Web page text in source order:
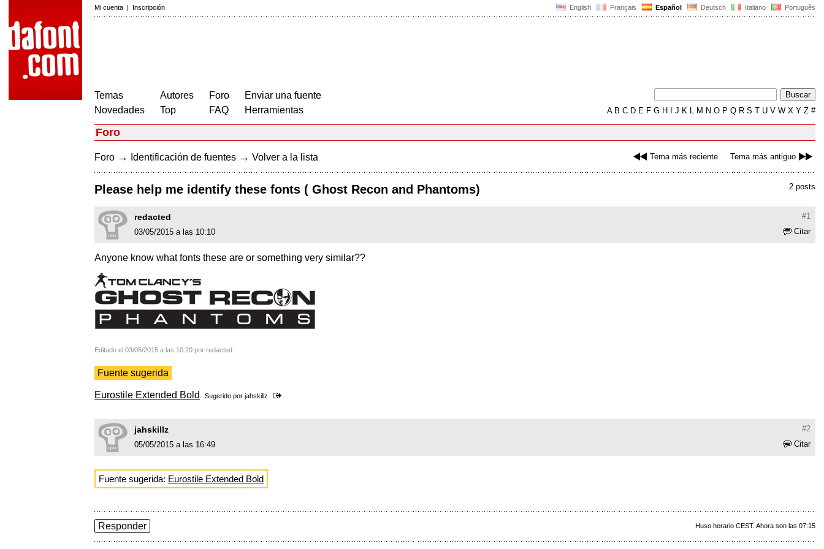
English Français Español Deutsch Italiano Português
Mi cuenta | Inscripción
Temas
Novedades
Autores
Top
Foro
FAQ
Enviar una fuente
Herramientas
AB C D E F G H J K L M N O P Q R S T U V W X Y Z #
Foro
Tema más reciente Tema más antiguo
Foro → Identificación de fuentes → Volver a la lista
2 posts
Please help me identify these fonts ( Ghost Recon and Phantoms)
#1
redacted
Citar
03/05/2015 a las 10:10
Anyone know what fonts these are or something very similar??
Editado el 03/05/2015 a las 10:20 por redacted
Fuente sugerida
Eurostile Extended Bold Sugerido por jahskillz
#2
jahskillz
Citar
05/05/2015 a las 16:49
Fuente sugerida: Eurostile Extended Bold
Huso horario CEST. Ahora son las 07:15
Responder